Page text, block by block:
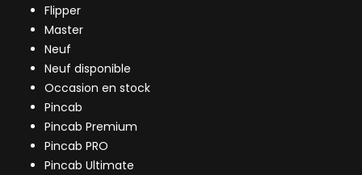
Flipper
Master
Neuf
Neuf disponible
Occasion en stock
Pincab
Pincab Premium
Pincab PRO
Pincab Ultimate